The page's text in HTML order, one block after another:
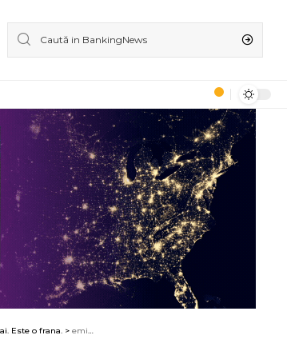
Este o frana. > emil-bituleanu